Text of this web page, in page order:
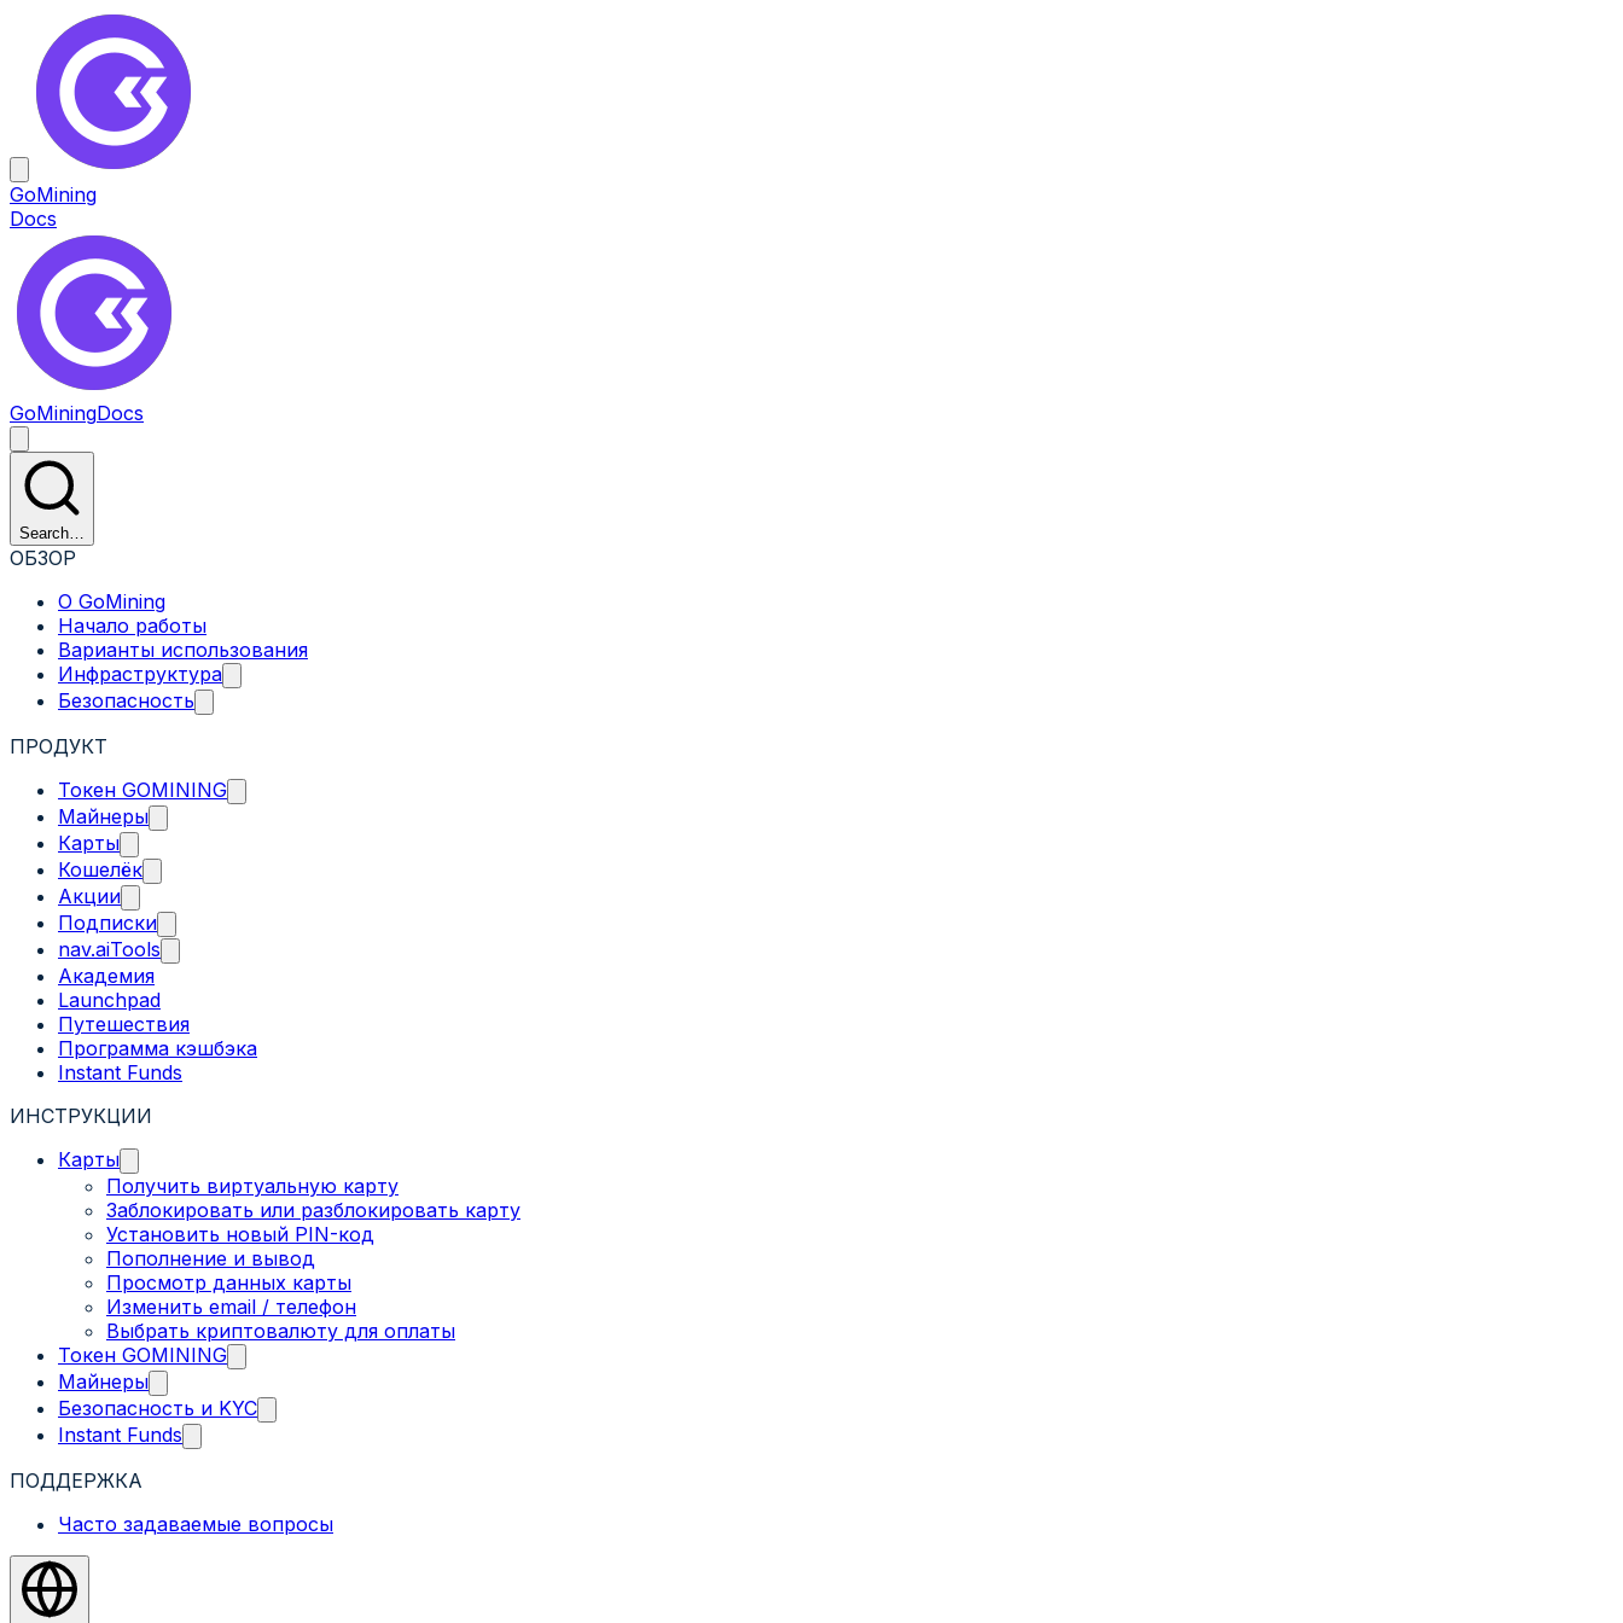
GoMining
Docs
GoMiningDocs
Search…
ОБЗОР
О GoMining
Начало работы
Варианты использования
Инфраструктура
Безопасность
ПРОДУКТ
Токен GOMINING
Майнеры
Карты
Кошелёк
Акции
Подписки
nav.aiTools
Академия
Launchpad
Путешествия
Программа кэшбэка
Instant Funds
ИНСТРУКЦИИ
Карты
Получить виртуальную карту
Заблокировать или разблокировать карту
Установить новый PIN-код
Пополнение и вывод
Просмотр данных карты
Изменить email / телефон
Выбрать криптовалюту для оплаты
Токен GOMINING
Майнеры
Безопасность и KYC
Instant Funds
ПОДДЕРЖКА
Часто задаваемые вопросы